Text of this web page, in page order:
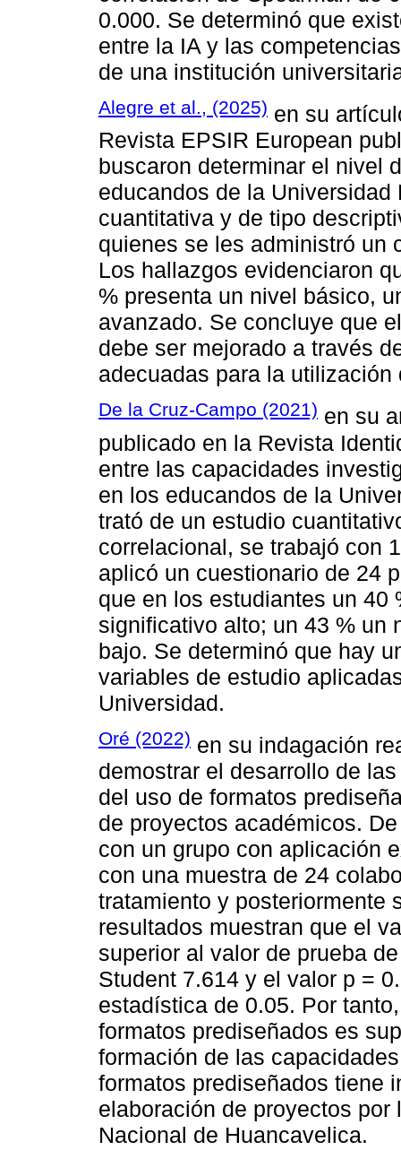
0.000. Se determinó que
entre la IA y las
de una institución
Alegre et al., (2025) en su
Revista EPSIR European
buscaron determinar el nivel
educandos de la
cuantitativa y de tipo
quienes se les administró un
Los hallazgos evidenciaron
% presenta un nivel básico,
avanzado. Se concluye que
debe ser mejorado a través
adecuadas para la
De la Cruz-Campo (2021) en su
publicado en la Revista
entre las capacidades
en los educandos de la
trató de un estudio
correlacional, se trabajó con
aplicó un cuestionario de 24
que en los estudiantes un 40
significativo alto; un 43 % un
bajo. Se determinó que hay
variables de estudio
Universidad.
Oré (2022) en su indagación
demostrar el desarrollo de
del uso de formatos
de proyectos académicos.
con un grupo con aplicación
con una muestra de 24
tratamiento y posteriormente
resultados muestran que el
superior al valor de prueba
Student 7.614 y el valor p =
estadística de 0.05. Por
formatos prediseñados es
formación de las
formatos prediseñados tiene
elaboración de proyectos
Nacional de Huancavelica.